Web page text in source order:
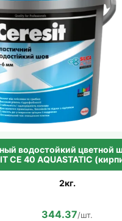
водостойкий цветной
CE 40 AQUASTATIC
2кг.
344.37/шт.